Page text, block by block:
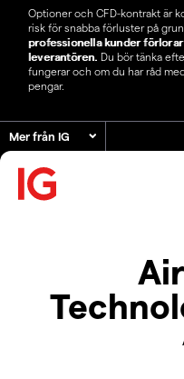
Optioner och CFD-kontrakt är
risk för snabba förluster på
professionella kunder
leverantören. Du bör tänka
fungerar och om du har råd
pengar.
Mer från IG